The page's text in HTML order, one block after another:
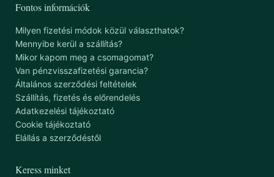
Fontos információk
Milyen fizetési módok közül választhatok?
Mennyibe kerül a szállítás?
Mikor kapom meg a csomagomat?
Van pénzvisszafizetési garancia?
Általános szerződési feltételek
Szállítás, fizetés és előrendelés
Adatkezelési tájékoztató
Cookie tájékoztató
Elállás a szerződéstől
Keress minket